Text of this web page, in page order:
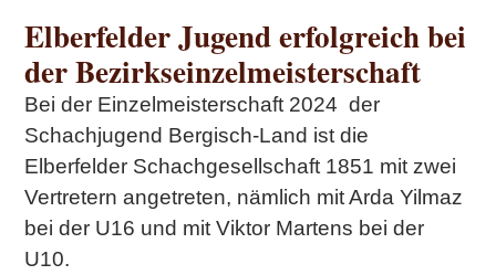
Elberfelder Jugend erfolgreich bei
der Bezirkseinzelmeisterschaft
Bei der Einzelmeisterschaft 2024 der
Schachjugend Bergisch-Land ist die
Elberfelder Schachgesellschaft 1851 mit zwei
Vertretern angetreten, nämlich mit Arda Yilmaz
bei der U16 und mit Viktor Martens bei der
U10.